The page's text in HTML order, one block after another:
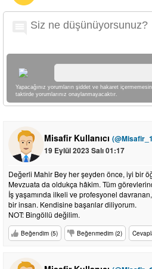
Yapacağınız yorumların şiddet ve hakaret
taktirde yorumlarınız onaylanmayacaktır.
Misafir Kullanıcı
19 Eylül 2023 Salı 01:17
Değerli Mahir Bey her şeyden önce, iyi bir
Mevzuata da oldukça hâkim. Tüm
İş yaşamında ilkeli ve profesyonel
bir insan. Kendisine başarılar diliyorum.
NOT: Bingöllü değilim.
Beğendim (5) Beğenmedim (2)